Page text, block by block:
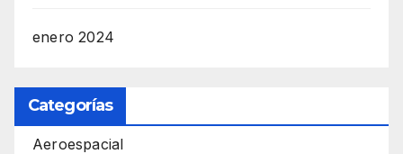
enero 2024
Categorías
Aeroespacial